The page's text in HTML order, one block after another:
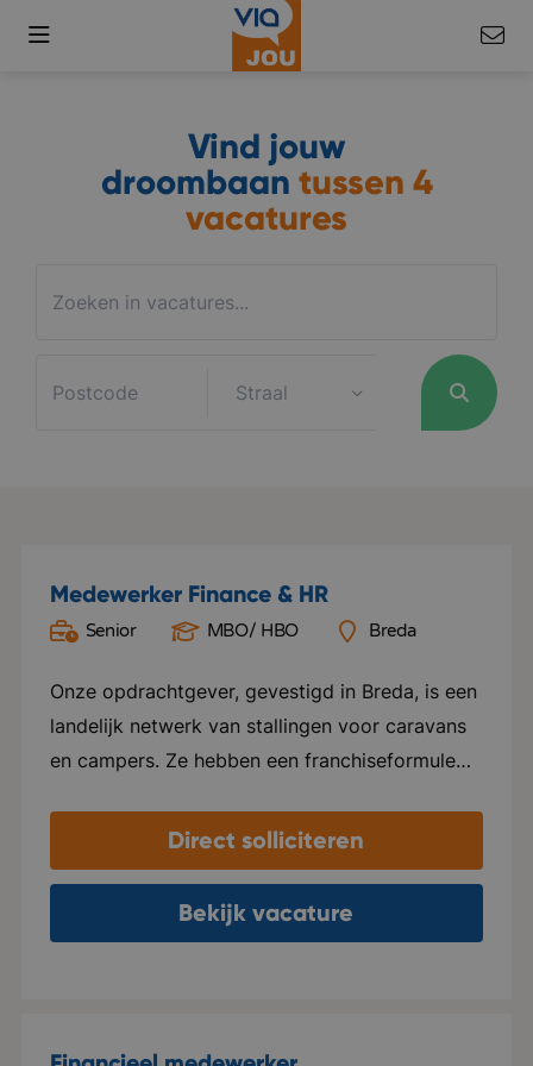
Vind jouw
droombaan tussen 4
vacatures
Medewerker Finance & HR
Senior MBO/ HBO Breda
Onze opdrachtgever, gevestigd in Breda, is een
landelijk netwerk van stallingen voor caravans
en campers. Ze hebben een franchiseformule
een lege kas of schuur die laten ombouwen tot
stalling. De ondernemer wordt volledig
ontzorgd: vergunningen worden aangevraagd,
de locatie komt op het platform, en
Direct solliciteren
Bekijk vacature